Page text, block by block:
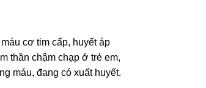
cơ tim cấp, huyết áp
thần chậm chạp ở trẻ em,
máu, đang có xuất huyết.